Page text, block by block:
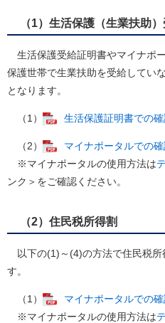
（1）生活保護（生業扶助
生活保護受給証明書やマイナポ
保護世帯で生業扶助を受給してい
となります。
（1） 生活保護証明書での
（2）
マイナポータルでの
※マイナポータルの使用方法は
ンク＞ をご確認ください。
（2）住民税所得割
以下の(1)～(4)の方法で住民税所
す。
（1）
マイナポータルでの
​ ※マイナポータルの使用方法は